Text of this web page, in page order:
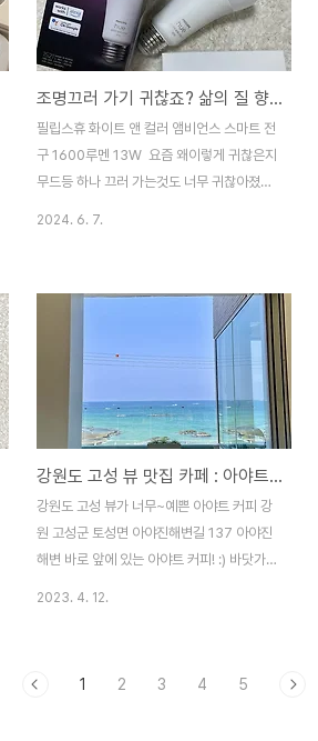
단으로 올라가면 입구가 나오는데아니!! 어디
서 많이 보던 자개장??!! 우리집에서도 어렸
을때 쓰던 똑같은 자개장이었다!오랜만에 보
니까 옛날 생각나면서 할머니도 그리워지고
~~문을 열어보고 싶은 호기심은 가득했지만
참았다 ㅋㅋ 요렇게 입구로 들..
조명끄러 가기 귀찮죠? 삶의 질 향상템!! : 필립스 휴 스마트 전구 내돈내산 구매 후기
필립스휴 화이트 앤 컬러 앰비언스 스마트 전
구 1600루멘 13W 요즘 왜이렇게 귀찮은지
무드등 하나 끄러 가는것도 너무 귀찮아졌다.
기에 이끌려구.매.해.브.러.따!! 자자 설명서
모르겠고요 일단 설치 갑시다 ㅋㅋㅋ 침대
아랫쪽에 놓여진 저 이케아 스탠드... 지못
미.... 저 조명으로 4년넘게 잘 쓰고는 있었는
데 자기전에 일어나서 끄러가는게 너~~무 귀
찮았다. 비교해 보니 조명사이즈가 많이
달라서 좀 당황했다;;이게 잘될라나? 이케아
스탠드랑 잘 맞을까???살짝커서 좀 우스꽝스
럽긴 하지만! 어차피 나는..
2024. 6. 7.
강원도 고성 뷰 맛집 카페 : 아야트 커피
강원도 고성 뷰가 너무~예쁜 아야트 커피 강
원 고성군 토성면 아야진해변길 137 아야진
해변 바로 앞에 있는 아야트 커피! :) 바닷가
그 위로는 펜션이다~! 해수욕장 뷰 펜션이라
2023. 4. 12.
1 2 3 4 5